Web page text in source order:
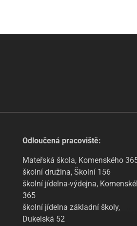
Odloučená pracoviště:
Mateřská škola, Komenského
školní družina, Školní 156
školní jídelna-výdejna,
365
školní jídelna základní školy,
Dukelská 52